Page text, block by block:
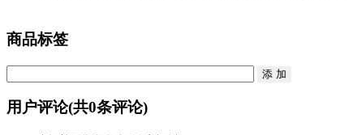
商品标签
用户评论(共0条评论)